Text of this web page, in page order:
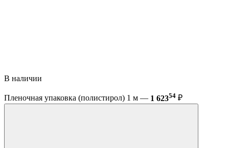
В наличии
Пленочная упаковка (полистирол) 1 м — 1 62354 ₽